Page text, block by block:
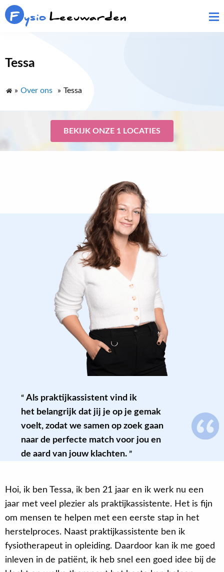
F ysioLeeuwarden
Tessa
» Over ons » Tessa
BEKIJK ONZE 1 LOCATIES
Als praktijkassistent vind ik
het belangrijk dat jij je op je gemak
voelt, zodat we samen op zoek gaan
naar de perfecte match voor jou en
de aard van jouw klachten.
Hoi, ik ben Tessa, ik ben 21 jaar en ik werk nu een
jaar met veel plezier als praktijkassistente. Het is fijn
om mensen te helpen met een eerste stap in het
herstelproces. Naast praktijkassistente ben ik
fysiotherapeut in opleiding. Daardoor kan ik me goed
inleven in de patiënt, ik heb snel een goed idee bij de